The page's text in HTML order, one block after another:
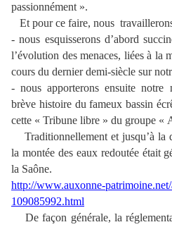
passionnément ».
Et pour ce faire, nous
- nous esquisserons d’abord
l’évolution des menaces, liées à la
cours du dernier demi-siècle sur
- nous apporterons ensuite
brève histoire du fameux bassin
cette « Tribune libre » du groupe «
Traditionnellement et jusqu’à la
la montée des eaux redoutée était
la Saône.
http://www.auxonne-
109085992.html
De façon générale, la